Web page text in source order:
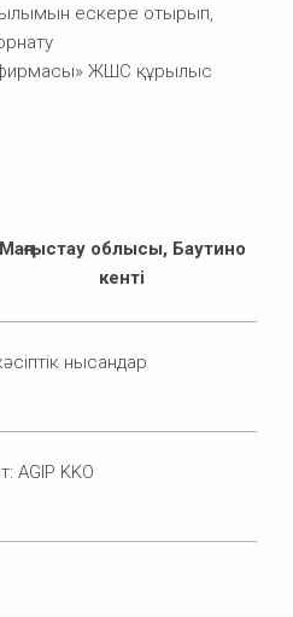
ескере отырып,
ЖШС құрылыс
Маңғыстау облысы, Баутино
кенті
нысандар
AGIP KKO